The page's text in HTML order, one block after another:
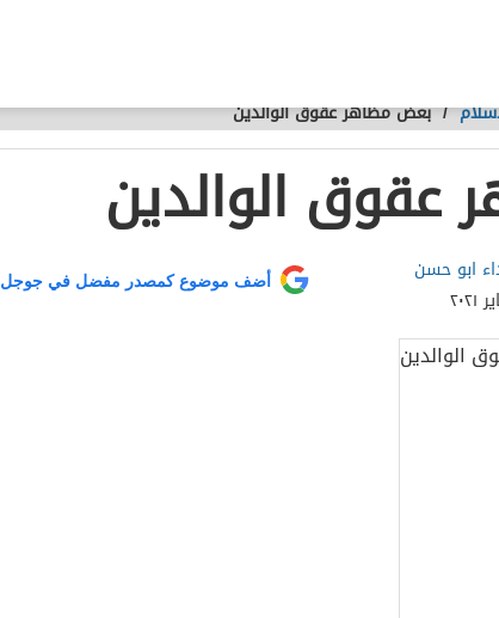
/بعض مظاهر عقوق الوالدين
الوالدين
ابو حسن
أضف موضوع كمصدر مفضل في جوجل